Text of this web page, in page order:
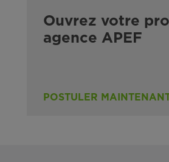
Ouvrez votre
agence APEF
POSTULER